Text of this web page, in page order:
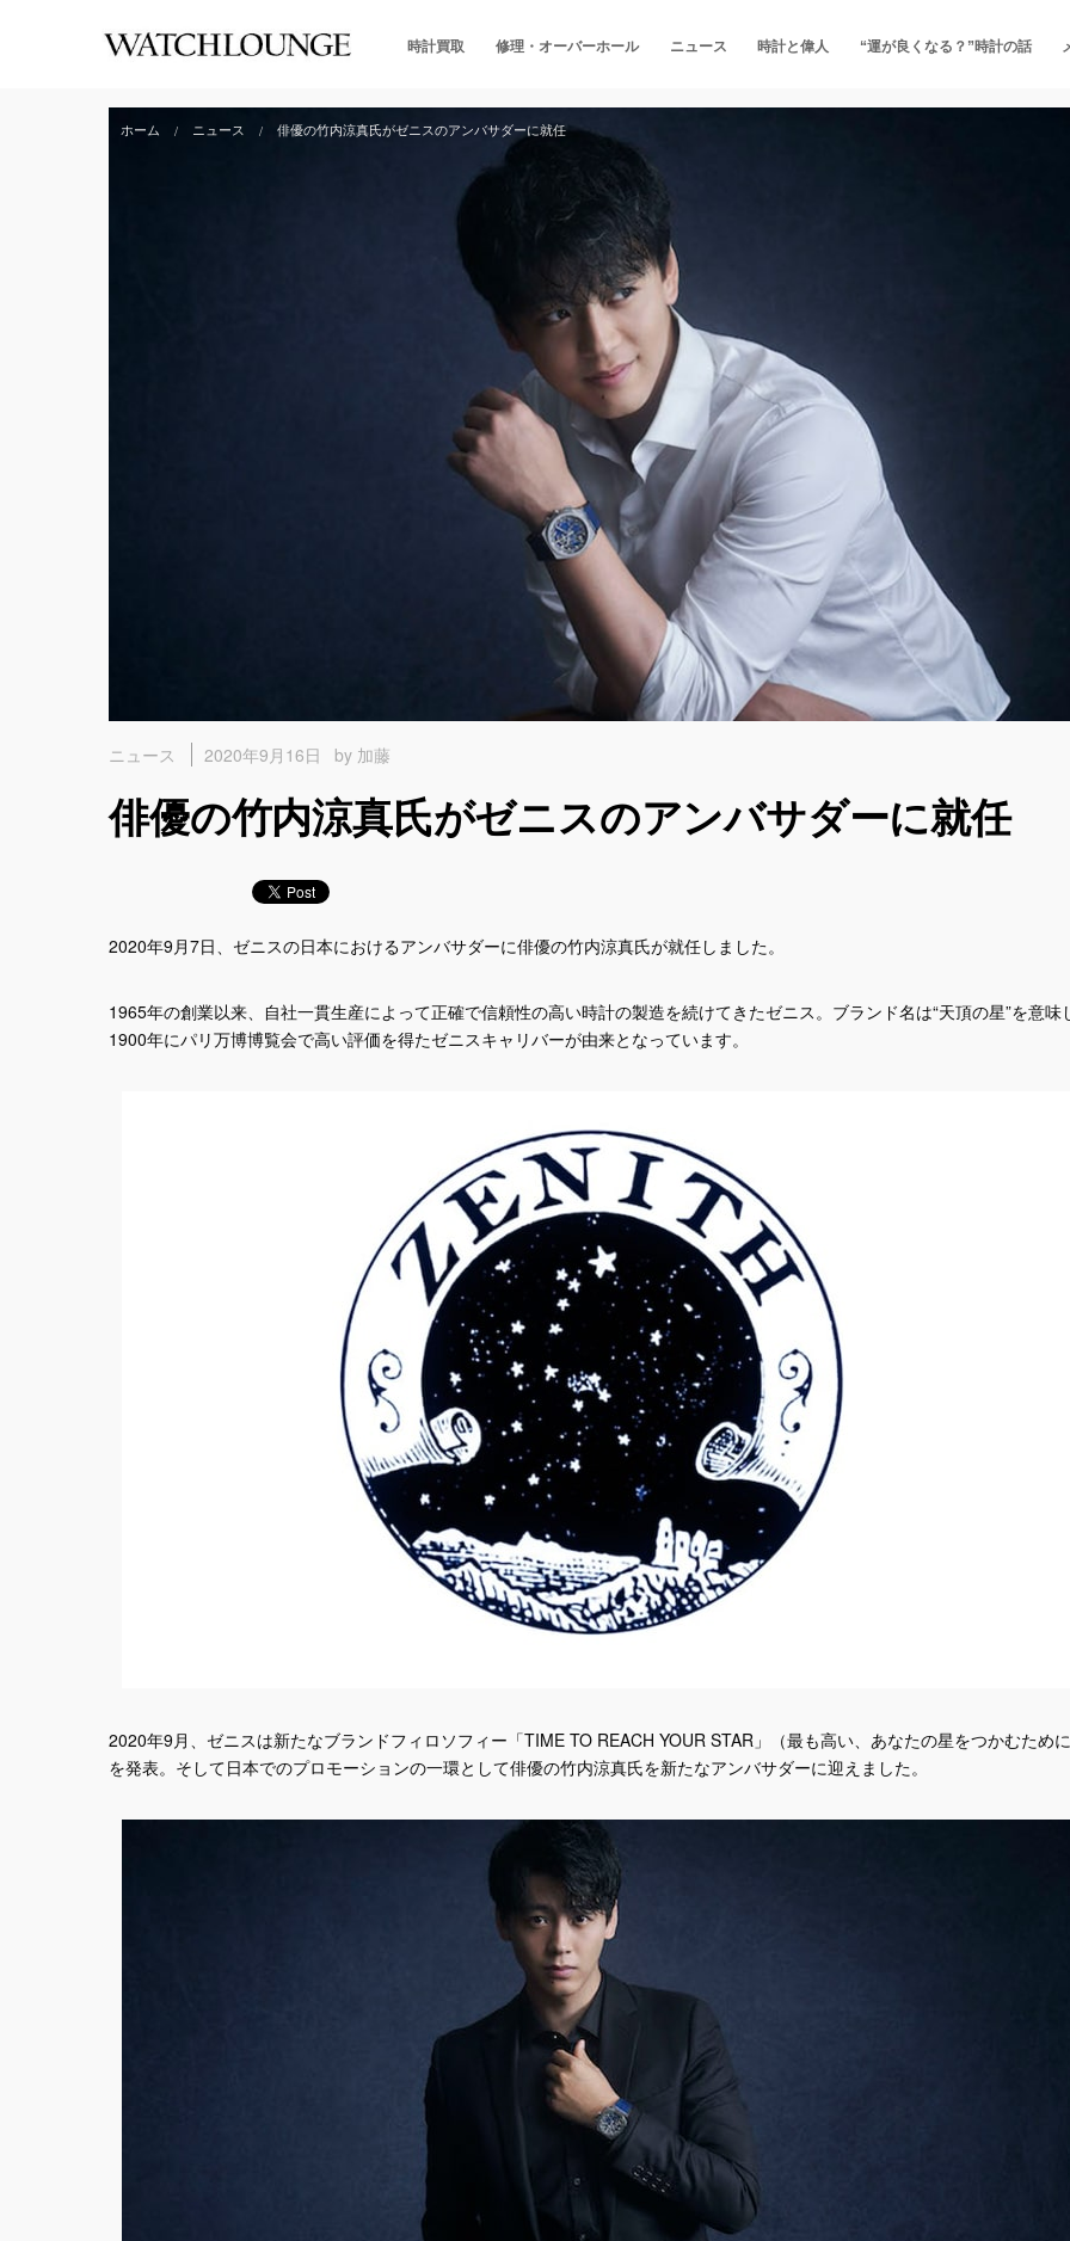
時計買取 修理・オーバーホール ニュース 時計と偉人 “運が良くなる？”時計の話
ホーム ニュース 俳優の竹内涼真氏がゼニスのアンバサダーに就任
ニュース 2020年9月16日 by 加藤
俳優の竹内涼真氏がゼニスのアンバサダーに就任
2020年9月7日、ゼニスの日本におけるアンバサダーに俳優の竹内涼真氏が就任しました。
1965年の創業以来、自社一貫生産によって正確で信頼性の高い時計の製造を続けてきたゼニス。ブランド名は“天頂の星”を意味
1900年にパリ万博博覧会で高い評価を得たゼニスキャリバーが由来となっています。
2020年9月、ゼニスは新たなブランドフィロソフィー「TIME TO REACH YOUR STAR」（最も高い、あなたの星をつかむため
を発表。そして日本でのプロモーションの一環として俳優の竹内涼真氏を新たなアンバサダーに迎えました。